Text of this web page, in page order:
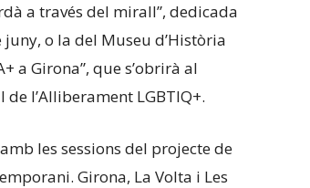
a través del mirall”, dedicada
o la del Museu d’Història
a Girona”, que s’obrirà al
l’Alliberament LGBTIQ+.
les sessions del projecte de
Girona, La Volta i Les